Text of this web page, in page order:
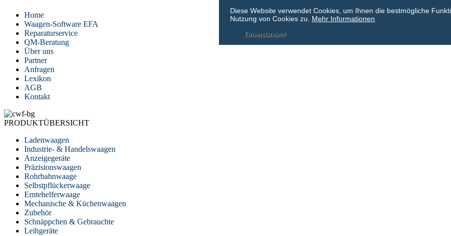
Home
Waagen-Software EFA
Reparaturservice
QM-Beratung
Über uns
Partner
Anfragen
Lexikon
AGB
Kontakt
PRODUKTÜBERSICHT
Ladenwaagen
Industrie- & Handelswaagen
Anzeigegeräte
Präzisionswaagen
Rohrbahnwaage
Selbstpflückerwaage
Erntehelferwaage
Mechanische & Küchenwaagen
Zubehör
Schnäppchen & Gebrauchte
Leihgeräte
Diese Website verwendet Cookies, um Ihnen die bestmögliche
Nutzung von Cookies zu. Mehr Informationen
Einverstanden!